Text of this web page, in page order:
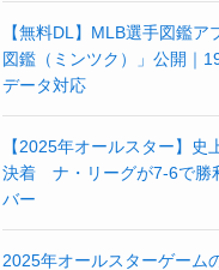
【無料DL】MLB選手図鑑ア
図鑑（ミンツク）」公開｜
データ対応
【2025年オールスター】史
決着 ナ・リーグが7-6で勝
バー
2025年オールスターゲーム